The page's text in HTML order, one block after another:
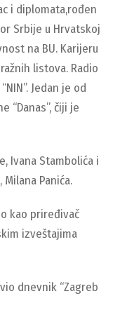
i diplomata,rođen
Srbije u Hrvatskoj
na BU. Karijeru
listova. Radio
Jedan je od
“Danas”, čiji je
Ivana Stambolića i
Panića.
kao priređivač
izveštajima
dnevnik “Zagreb